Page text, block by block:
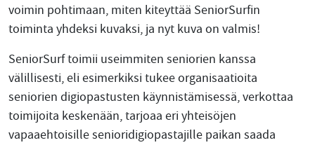
voimin pohtimaan, miten kiteyttää SeniorSurfin
toiminta yhdeksi kuvaksi, ja nyt kuva on valmis!
SeniorSurf toimii useimmiten seniorien kanssa
välillisesti, eli esimerkiksi tukee organisaatioita
seniorien digiopastusten käynnistämisessä, verkottaa
toimijoita keskenään, tarjoaa eri yhteisöjen
vapaaehtoisille senioridigiopastajille paikan saada